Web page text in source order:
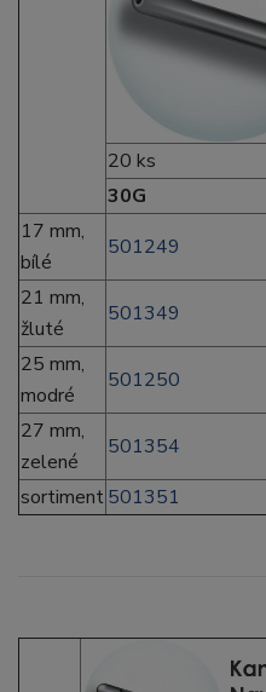
20 ks
30G
17 mm,
bílé
501249
21 mm,
žluté
501349
25 mm,
modré
501250
27 mm,
zelené
501354
sortiment501351